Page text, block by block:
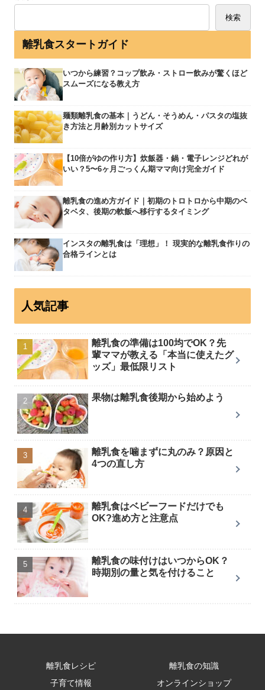
検索
離乳食スタートガイド
いつから練習？コップ飲み・ストロー飲みが驚くほど
スムーズになる教え方
麺類離乳食の基本｜うどん・そうめん・パスタの塩抜
き方法と月齢別カットサイズ
【10倍がゆの作り方】炊飯器・鍋・電子レンジどれが
いい？5〜6ヶ月ごっくん期ママ向け完全ガイド
離乳食の進め方ガイド｜初期のトロトロから中期のベ
タベタ、後期の軟飯へ移行するタイミング
インスタの離乳食は「理想」！ 現実的な離乳食作りの
合格ラインとは
人気記事
離乳食の準備は100均でOK？先
輩ママが教える「本当に使えたグ
ッズ」最低限リスト
果物は離乳食後期から始めよう
離乳食を噛まずに丸のみ？原因と
4つの直し方
離乳食はベビーフードだけでも
OK?進め方と注意点
離乳食の味付けはいつからOK？
時期別の量と気を付けること
離乳食レシピ
離乳食の知識
子育て情報
オンラインショップ